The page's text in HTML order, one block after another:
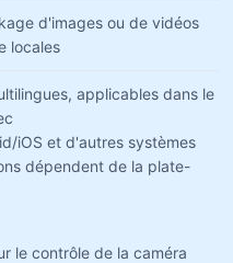
d'images ou de vidéos
locales
applicables dans le
iOS et d'autres systèmes
dépendent de la plate-
le contrôle de la caméra